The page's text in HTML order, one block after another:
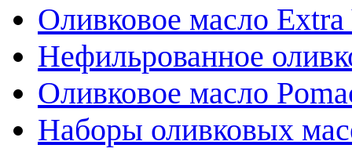
Оливковое масло
Нефильрованное
Оливковое масло
Наборы оливковых